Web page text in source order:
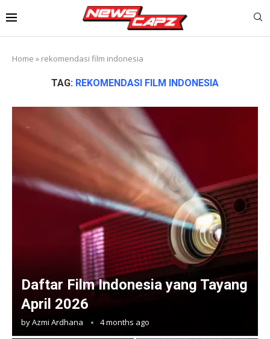
Home » rekomendasi film indonesia
TAG: REKOMENDASI FILM INDONESIA
Daftar Film Indonesia yang Tayang
April 2026
byAzmi Ardhana 4 months ago